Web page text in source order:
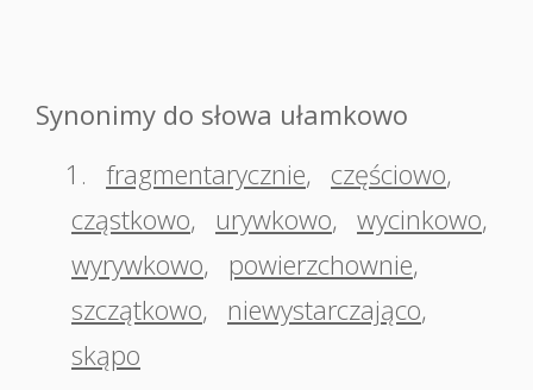
Synonimy do słowa ułamkowo
1. fragmentarycznie, częściowo,
cząstkowo, urywkowo, wycinkowo,
wyrywkowo, powierzchownie,
szczątkowo, niewystarczająco,
skąpo